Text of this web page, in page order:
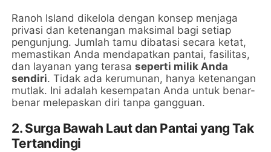
Ranoh Island dikelola dengan konsep menjaga
privasi dan ketenangan maksimal bagi setiap
pengunjung. Jumlah tamu dibatasi secara ketat,
memastikan Anda mendapatkan pantai, fasilitas,
dan layanan yang terasaseperti milik Anda
sendiri. Tidak ada kerumunan, hanya ketenangan
mutlak. Ini adalah kesempatan Anda untuk benar-
benar melepaskan diri tanpa gangguan.
2. Surga Bawah Laut dan Pantai yang Tak
Tertandingi